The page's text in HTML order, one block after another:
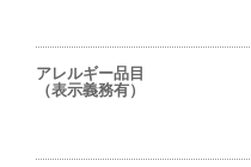
アレルギー品目
（表示義務有）